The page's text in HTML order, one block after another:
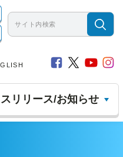
リリース/お知らせ